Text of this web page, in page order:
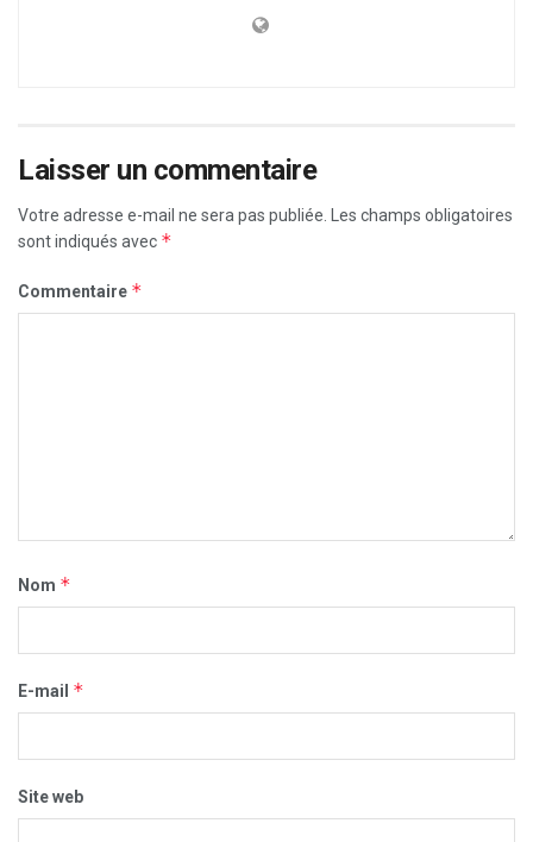
Laisser un commentaire
Votre adresse e-mail ne sera pas publiée.
Les champs obligatoires
sont indiqués avec *
Commentaire *
Nom *
E-mail *
Site web